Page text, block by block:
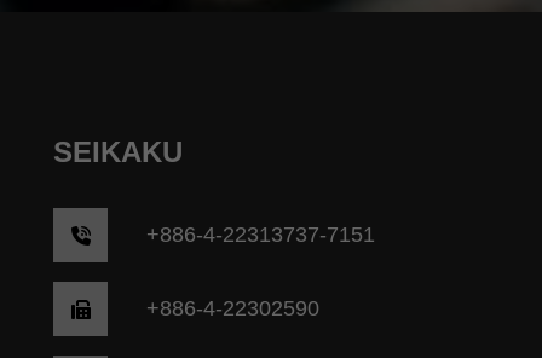
SEIKAKU
+886-4-22313737-7151
+886-4-22302590